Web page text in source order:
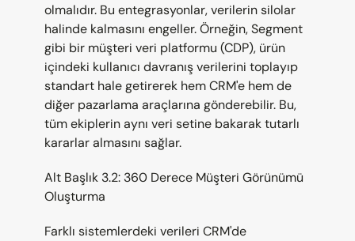
olmalıdır. Bu entegrasyonlar, verilerin silolar
halinde kalmasını engeller. Örneğin, Segment
gibi bir müşteri veri platformu (CDP), ürün
içindeki kullanıcı davranış verilerini toplayıp
standart hale getirerek hem CRM'e hem de
diğer pazarlama araçlarına gönderebilir. Bu,
tüm ekiplerin aynı veri setine bakarak tutarlı
kararlar almasını sağlar.
Alt Başlık 3.2: 360 Derece Müşteri Görünümü
Oluşturma
Farklı sistemlerdeki verileri CRM'de